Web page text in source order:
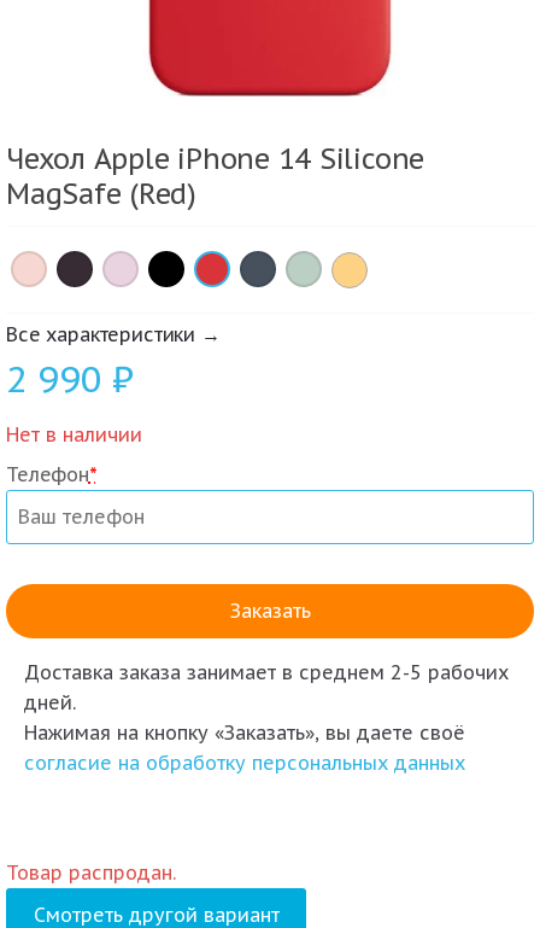
Чехол Apple iPhone 14 Silicone
MagSafe (Red)
× × × × × × ×
Все характеристики →
2 990 ₽
Нет в наличии
Телефон*
Доставка заказа занимает в среднем 2-5 рабочих
дней.
Нажимая на кнопку «Заказать», вы даете своё
согласие на обработку персональных данных
Товар распродан.
Смотреть другой вариант